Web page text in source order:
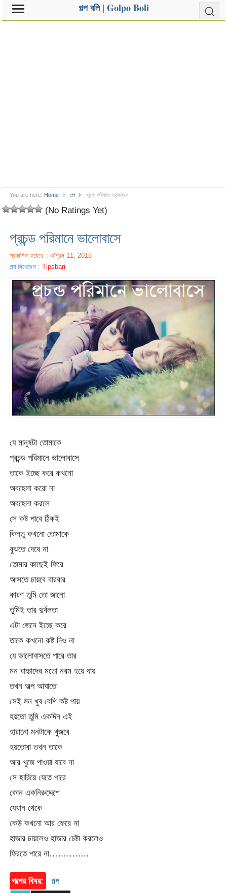
গল্প বলি | Golpo Boli
You are here: Home গল্প প্রচন্ড পরিমানে ভালোবাসে
(No Ratings Yet)
প্রচন্ড পরিমানে ভালোবাসে
প্রকাশিত হয়েছে : এপ্রিল 11, 2018
গল্প লিখেছেন :Tipsbari
যে মানুষটা তোমাকে
প্রচন্ড পরিমানে ভালোবাসে
তাকে ইচ্ছে করে কখনো
অবহেলা করো না
অবহেলা করলে
সে কষ্ট পাবে ঠিকই
কিন্তু কখনো তোমাকে
বুঝতে দেবে না
তোমার কাছেই ফিরে
আসতে চায়বে বারবার
কারণ তুমি তো জানো
তুমিই তার দুর্বলতা
এটা জেনে ইচ্ছে করে
তাকে কখনো কষ্ট দিও না
যে ভালোবাসতে পারে তার
মন বাচ্চাদের মতো নরম হয়ে যায়
তখন অল্প আঘাতে
সেই মন খুব বেশি কষ্ট পায়
হয়তো তুমি একদিন এই
হারানো মনটাকে খুজবে
হয়তোবা তখন তাকে
আর খুজে পাওয়া যাবে না
সে হারিয়ে যেতে পারে
কোন একনিরুদ্দেশে
যেখান থেকে
কেউ কখনো আর ফেরে না
হাজার চায়লেও হাজার চেষ্টা করলেও
ফিরতে পারে না…………..
গল্পের বিষয়: গল্প